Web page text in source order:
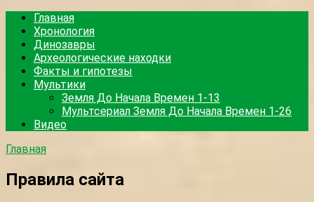
Перейти
контенту
Главная
Хронология
Динозавры
Археологические находки
Факты и гипотезы
Мультики
Земля До Начала Времен 1-13
Мультсериал Земля До Начала Времен 1-26
Видео
Главная
Правила сайта